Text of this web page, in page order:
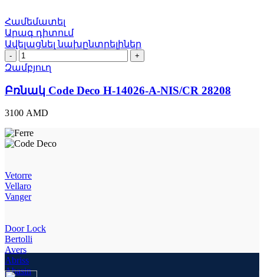
quantity
Համեմատել
Արագ դիտում
Ավելացնել նախընտրելիներ
Բռնակ
Code
Deco
H-
14026-
A-
NIS/CR
28208
quantity
Զամբյուղ
Բռնակ Code Deco H-14026-A-NIS/CR 28208
3100 AMD
Vetorre
Vellaro
Vanger
Door Lock
Bertolli
Avers
Abriss
Abasin